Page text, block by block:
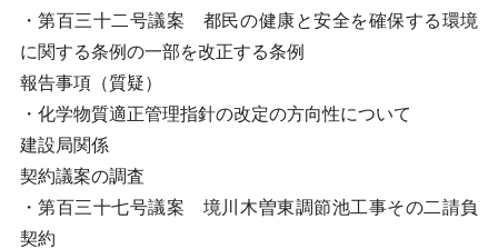
・第百三十二号議案 都民の健康と安全を確保する環境
に関する条例の一部を改正する条例
報告事項（質疑）
・化学物質適正管理指針の改定の方向性について
建設局関係
契約議案の調査
・第百三十七号議案 境川木曽東調節池工事その二請負
契約